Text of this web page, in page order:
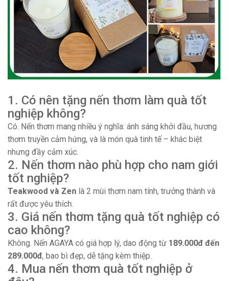
1. Có nên tặng nến thơm làm quà tốt
nghiệp không?
Có. Nến thơm mang nhiều ý nghĩa: ánh sáng khởi đầu, hương
thơm truyền cảm hứng, và là món quà tinh tế – khác biệt
nhưng đầy cảm xúc.
2. Nến thơm nào phù hợp cho nam giới
tốt nghiệp?
Teakwood và Zen là 2 mùi thơm nam tính, trưởng thành và
rất được yêu thích.
3. Giá nến thơm tặng quà tốt nghiệp có
cao không?
Không. Nến AGAYA có giá hợp lý, dao động từ 189.000đ đến
289.000đ, bao bì đẹp, dễ tặng kèm thiệp.
4. Mua nến thơm quà tốt nghiệp ở